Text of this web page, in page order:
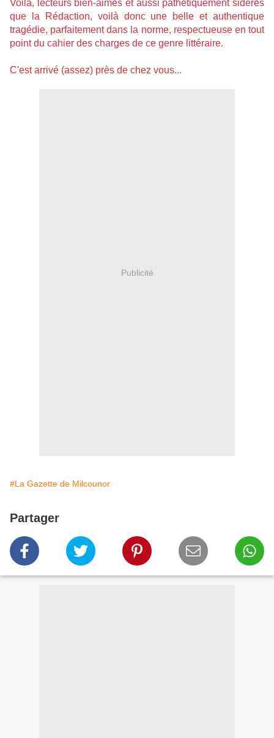
Voilà, lecteurs bien-aimés et aussi pathétiquement sidérés
que la Rédaction, voilà donc une belle et authentique
tragédie, parfaitement dans la norme, respectueuse en tout
point du cahier des charges de ce genre littéraire.
C'est arrivé (assez) près de chez vous...
Publicité
#La Gazette de Milcounor
Partager